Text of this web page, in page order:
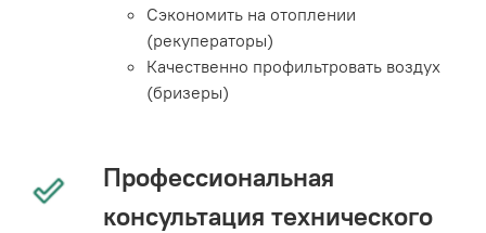
Сэкономить на отоплении
(рекуператоры)
Качественно профильтровать воздух
(бризеры)
Профессиональная
консультация технического